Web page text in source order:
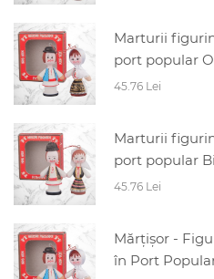
Marturii
port popular
45.76 Lei
Marturii
port popular
45.76 Lei
Mărțișor -
în Port